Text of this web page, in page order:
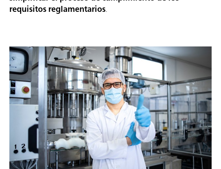
requisitos reglamentarios.